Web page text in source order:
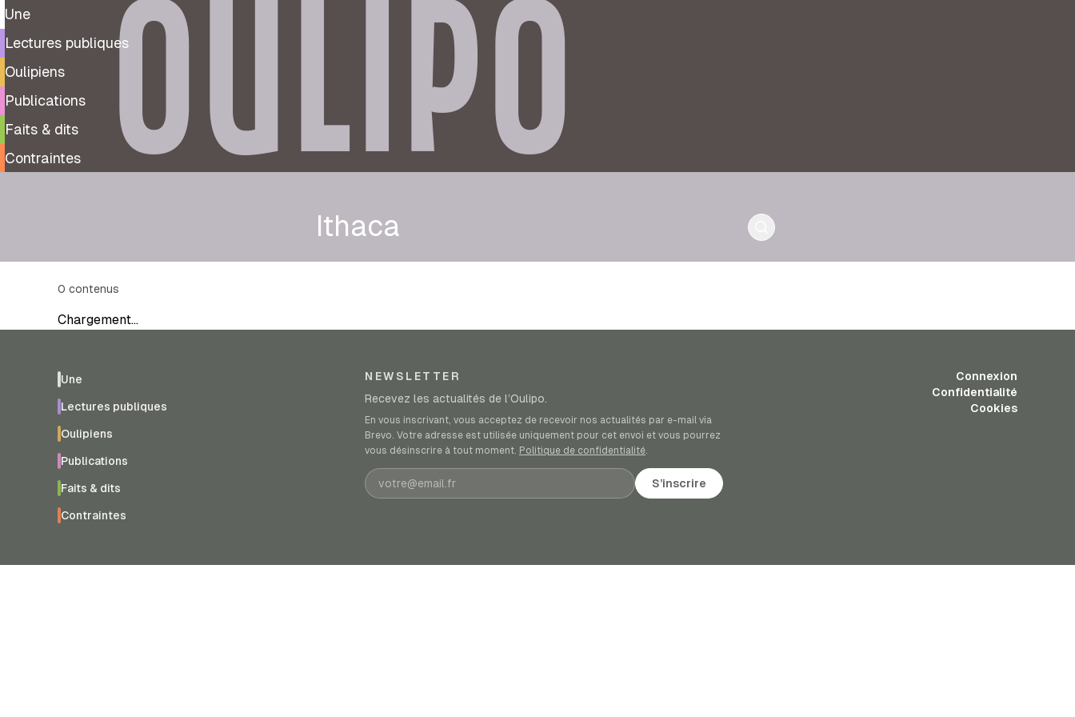
Une
Lectures publiques
Oulipiens
Publications
Faits & dits
Contraintes
OULIPO
Ithaca
0 contenus
Chargement…
Une
Lectures publiques
Oulipiens
Publications
Faits & dits
Contraintes
NEWSLETTER
Recevez les actualités de l’Oulipo.
En vous inscrivant, vous acceptez de recevoir nos actualités par e-mail via
Brevo. Votre adresse est utilisée uniquement pour cet envoi et vous pourrez
vous désinscrire à tout moment. Politique de confidentialité.
Adresse e-mail S’inscrire
Connexion
Confidentialité
Cookies